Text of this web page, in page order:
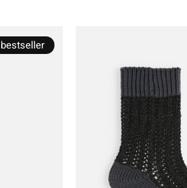
bestseller